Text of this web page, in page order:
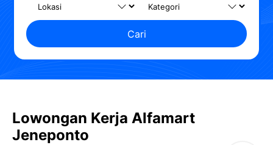
Cari
Lowongan Kerja Alfamart
Jeneponto